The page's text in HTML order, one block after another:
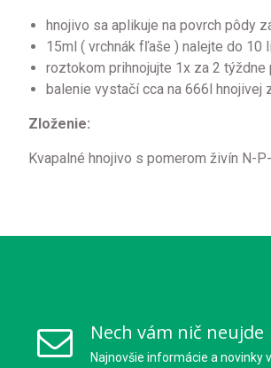
hnojivo sa aplikuje na povrch pôdy
15ml ( vrchnák fľaše ) nalejte do 10
roztokom prihnojujte 1x za 2
balenie vystačí cca na 666l hnojivej
Zloženie:
Kvapalné hnojivo s pomerom živín N-
Nech vám nič neujde
Najnovšie informácie a novinky